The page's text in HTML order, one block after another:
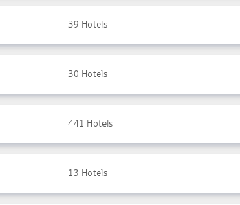
39 Hotels
30 Hotels
441 Hotels
13 Hotels